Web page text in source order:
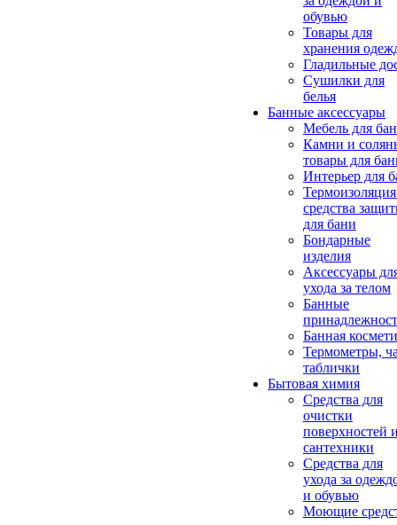
обувью
Товары для
хранения
Гладильные
Сушилки для
белья
Банные аксессуары
Мебель для
Камни и
товары для
Интерьер для
средства
для бани
Бондарные
изделия
Аксеcсуары
ухода за телом
Банные
Банная
Термометры,
таблички
Бытовая химия
Средства для
очистки
поверхностей
сантехники
Средства для
ухода за
и обувью
Моющие